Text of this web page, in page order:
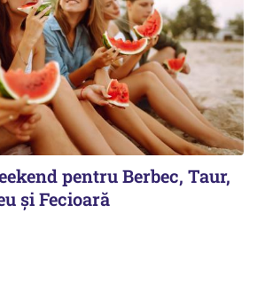
pentru Berbec, Taur,
și Fecioară